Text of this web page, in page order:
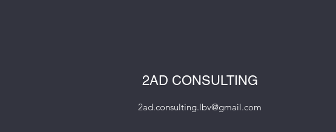
2AD CONSULTING
2ad.consulting.lbv@gmail.com